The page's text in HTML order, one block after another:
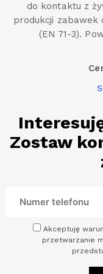
do kontaktu z
produkcji zabawek
(EN 71-3).
Zostaw
Akceptuję
przetwarzanie